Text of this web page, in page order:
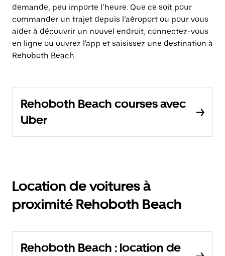
demande, peu importe l’heure. Que ce soit pour
commander un trajet depuis l’aéroport ou pour vous
aider à découvrir un nouvel endroit, connectez-vous
en ligne ou ouvrez l'app et saisissez une destination à
Rehoboth Beach.
Rehoboth Beach courses avec
Uber
Location de voitures à
proximité Rehoboth Beach
Rehoboth Beach : location de